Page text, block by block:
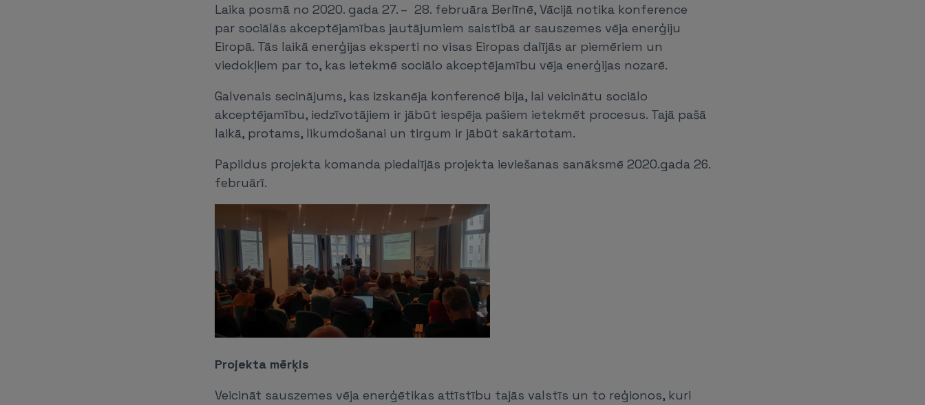
Laika posmā no 2020. gada 27. – 28. februāra Berlīnē, Vācijā notika konference
par sociālās akceptējamības jautājumiem saistībā ar sauszemes vēja enerģiju
Eiropā. Tās laikā enerģijas eksperti no visas Eiropas dalījās ar piemēriem un
viedokļiem par to, kas ietekmē sociālo akceptējamību vēja enerģijas nozarē.
Galvenais secinājums, kas izskanēja konferencē bija, lai veicinātu sociālo
akceptējamību, iedzīvotājiem ir jābūt iespēja pašiem ietekmēt procesus. Tajā pašā
laikā, protams, likumdošanai un tirgum ir jābūt sakārtotam.
Papildus projekta komanda piedalījās projekta ieviešanas sanāksmē 2020.gada 26.
februārī.
Projekta mērķis
Veicināt sauszemes vēja enerģētikas attīstību tajās valstīs un to reģionos, kuri